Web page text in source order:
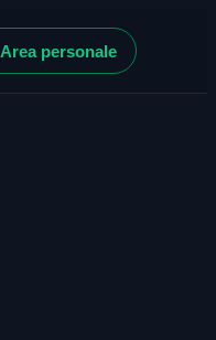
Area personale